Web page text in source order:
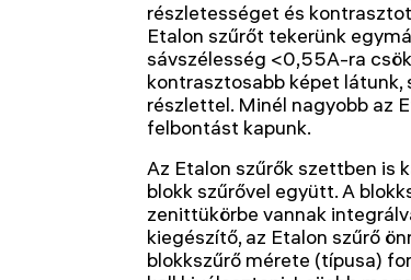
részletességet és
Etalon szűrőt tekerünk
sávszélesség <0,55A-ra
kontrasztosabb képet látunk,
részlettel. Minél nagyobb az
felbontást kapunk.
Az Etalon szűrők szettben is
blokk szűrővel együtt. A
zenittükörbe vannak
kiegészítő, az Etalon szűrő
blokkszűrő mérete (típusa)